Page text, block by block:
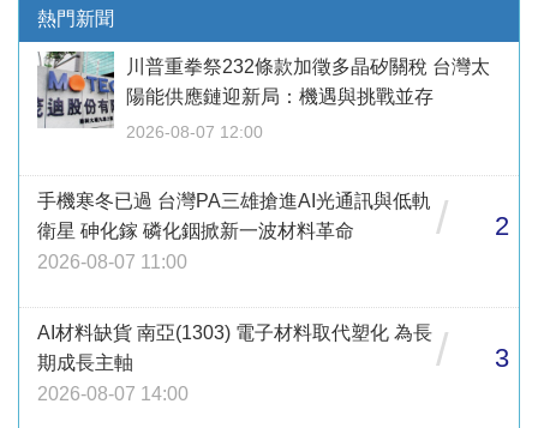
熱門新聞
川普重拳祭232條款加徵多晶矽關稅 台灣太
陽能供應鏈迎新局：機遇與挑戰並存
2026-08-07 12:00
手機寒冬已過 台灣PA三雄搶進AI光通訊與低軌
衛星 砷化鎵 磷化銦掀新一波材料革命
2026-08-07 11:00
/ 2
AI材料缺貨 南亞(1303) 電子材料取代塑化 為長
期成長主軸
2026-08-07 14:00
/ 3